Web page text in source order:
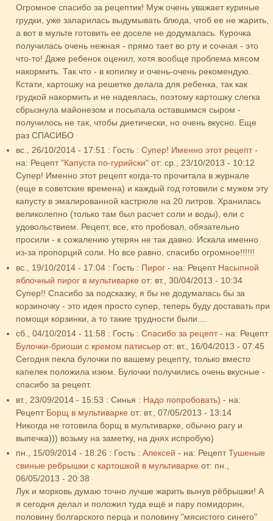
Огромное спасибо за рецептик! Муж очень уважает куриные
грудки, уже запарилась выдумывать блюда, чтоб ее не жарить,
а вот в мульте готовить ее доселе не додумалась. Курочка
получилась очень нежная - прямо тает во рту и сочная - это
что-то! Даже ребенок оценил, хотя вообще проблема мясом
накормить. Так что - в копилку и очень-очень рекомендую.
Кстати, картошку на решетке делала для ребенка, так как
грудкой накормить и не надеялась, поэтому картошку слегка
сбрызнула майонезом и посыпала оставшимся сыром -
получилось не так, чтобы диетически, но очень вкусно. Еще
раз СПАСИБО
вс., 26/10/2014 - 17:51 : Гость : Супер! Именно этот рецепт -
на: Рецепт "Капуста по-гурийски" от: ср., 23/10/2013 - 10:12
Супер! Именно этот рецепт когда-то прочитала в журнале
(еще в советские времена) и каждый год готовили с мужем эту
капусту в эмалированной кастрюле на 20 литров. Хранилась
великолепно (только там был расчет соли и воды), ели с
удовольствием. Рецепт, все, кто пробовал, обязательно
просили - к сожалению утерян не так давно. Искала именно
из-за пропорций соли. Но все равно, спасибо огромное!!!!!!
вс., 19/10/2014 - 17:04 : Гость : Пирог - на: Рецепт Насыпной
яблочный пирог в мультиварке от: вт., 30/04/2013 - 10:34
Супер!! Спасибо за подсказку, я бы не додумалась бы за
корзиночку - это идея просто супер, теперь буду доставать при
помощи корзинки, а то такие трудности были....
сб., 04/10/2014 - 11:58 : Гость : Спасибо за рецепт - на: Рецепт
Булочки-бриоши с кремом патисьер от: вт., 16/04/2013 - 07:45
Сегодня пекла булочки по вашему рецепту, только вместо
капелек положила изюм. Булочки получились очень вкусные -
спасибо за рецепт.
вт., 23/09/2014 - 15:53 : Синья : Надо попробовать) - на:
Рецепт Борщ в мультиварке от: вт., 07/05/2013 - 13:14
Никогда не готовила борщ в мультиварке, обычно рагу и
выпечка))) возьму на заметку, на днях испробую)
пн., 15/09/2014 - 18:26 : Гость : Алексей - на: Рецепт Тушеные
свиные ребрышки с картошкой в мультиварке от: пн.,
06/05/2013 - 20:38
Лук и морковь думаю точно лучше жарить вынув рёбрышки! А
я сегодня делал и положил туда ещё и пару помидорин,
половину болгарского перца и половину "мясистого синего"